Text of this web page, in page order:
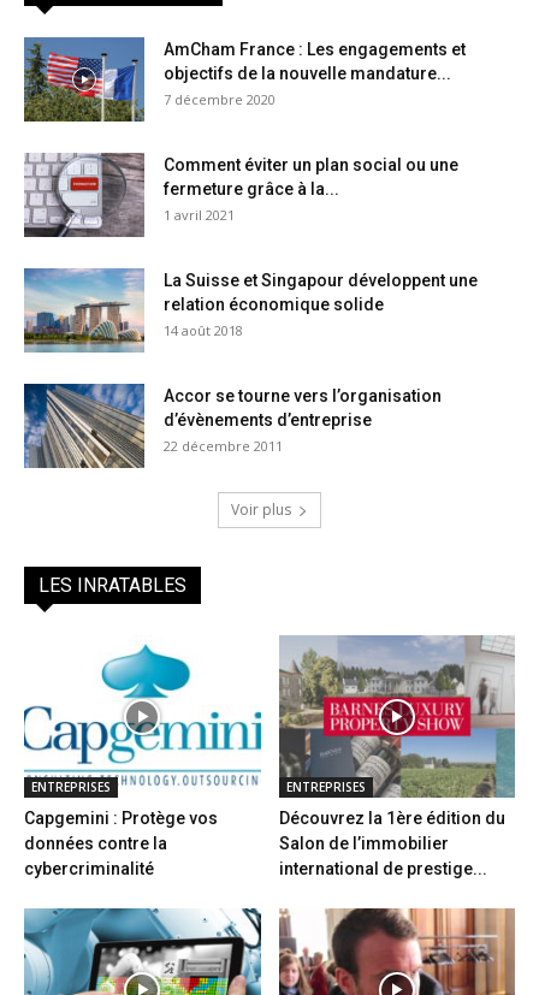
AmCham France : Les engagements et
objectifs de la nouvelle mandature...
7 décembre 2020
Comment éviter un plan social ou une
fermeture grâce à la...
1 avril 2021
La Suisse et Singapour développent une
relation économique solide
14 août 2018
Accor se tourne vers l’organisation
d’évènements d’entreprise
22 décembre 2011
Voir plus
LES INRATABLES
ENTREPRISES
Capgemini : Protège vos
données contre la
cybercriminalité
ENTREPRISES
Découvrez la 1ère édition du
Salon de l’immobilier
international de prestige...